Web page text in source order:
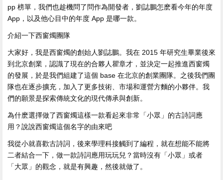
pp 榜單，我們也趁機問了問作為開發者，劉誌鵬怎麽看今年的年度
App，以及他心目中的年度 App 是哪一款。
介紹一下西窗燭團隊
大家好，我是西窗燭的創始人劉誌鵬。我在 2015 年研究生畢業後來
到北京創業，認識了現在的合夥人瞿章才，並決定一起推進西窗燭
的發展，於是我們組建了這個 base 在北京的創業團隊。之後我們團
隊也在逐步擴充，加入了更多技術、市場和運營方麵的小夥伴。我
們的願景是探索傳統文化的現代傳承與創新。
為什麽選擇做了西窗燭這樣一款看起來非常「小眾」的古詩詞應
用？說說西窗燭這個名字的由來吧
我從小就喜歡古詩詞，後來學理科接觸到了編程，就在想能不能將
二者結合一下，做一款詩詞應用玩玩兒？當時沒有「小眾」或者
「大眾」的觀念，就是有興趣，然後就做了。